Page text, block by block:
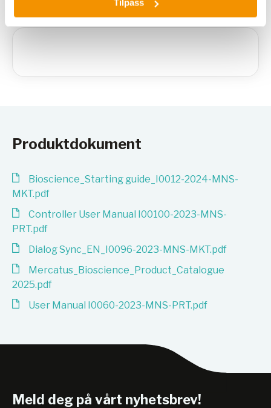
Tilpass
Produktdokument
Bioscience_Starting guide_I0012-2024-MNS-
MKT.pdf
Controller User Manual I00100-2023-MNS-
PRT.pdf
Dialog Sync_EN_I0096-2023-MNS-MKT.pdf
Mercatus_Bioscience_Product_Catalogue
2025.pdf
User Manual I0060-2023-MNS-PRT.pdf
Meld deg på vårt nyhetsbrev!